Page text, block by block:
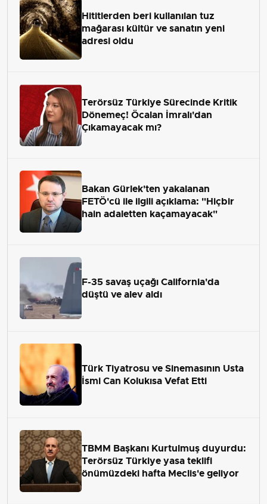
Hititlerden beri kullanılan tuz
mağarası kültür ve sanatın yeni
adresi oldu
Terörsüz Türkiye Sürecinde Kritik
Dönemeç! Öcalan İmralı'dan
Çıkamayacak mı?
Bakan Gürlek'ten yakalanan
FETÖ'cü ile ilgili açıklama: "Hiçbir
hain adaletten kaçamayacak"
F-35 savaş uçağı California'da
düştü ve alev aldı
Türk Tiyatrosu ve Sinemasının Usta
İsmi Can Kolukısa Vefat Etti
TBMM Başkanı Kurtulmuş duyurdu:
Terörsüz Türkiye yasa teklifi
önümüzdeki hafta Meclis'e geliyor